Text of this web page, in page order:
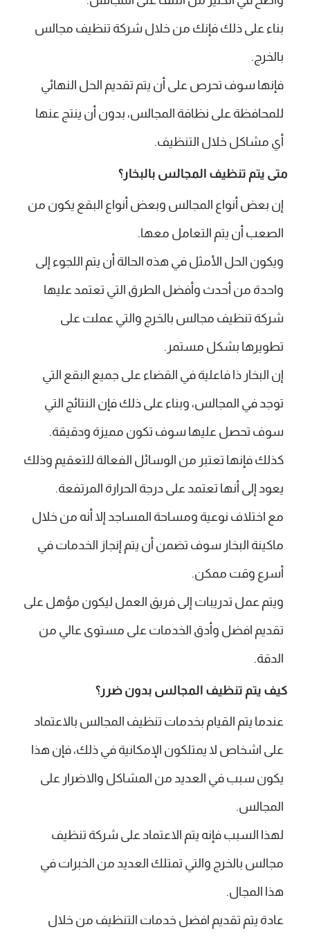
بناء على ذلك فإنك من خلال شركة تنظيف مجالس
بالخرج.
فإنها سوف تحرص على أن يتم تقديم الحل النهائي
للمحافظة على نظافة المجالس، بدون أن ينتج عنها
أي مشاكل خلال التنظيف.
متى يتم تنظيف المجالس بالبخار؟
إن بعض أنواع المجالس وبعض أنواع البقع يكون من
الصعب أن يتم التعامل معها.
ويكون الحل الأمثل في هذه الحالة أن يتم اللجوء إلى
واحدة من أحدث وأفضل الطرق التي تعتمد عليها
شركة تنظيف مجالس بالخرج والتي عملت على
تطويرها بشكل مستمر.
إن البخار ذا فاعلية في القضاء على جميع البقع التي
توجد في المجالس، وبناء على ذلك فإن النتائج التي
سوف تحصل عليها سوف تكون مميزة ودقيقة.
كذلك فإنها تعتبر من الوسائل الفعالة للتعقيم وذلك
يعود إلى أنها تعتمد على درجة الحرارة المرتفعة.
مع اختلاف نوعية ومساحة المساجد إلا أنه من خلال
ماكينة البخار سوف تضمن أن يتم إنجاز الخدمات في
أسرع وقت ممكن.
ويتم عمل تدريبات إلى فريق العمل ليكون مؤهل على
تقديم افضل وأدق الخدمات على مستوى عالي من
الدقة.
كيف يتم تنظيف المجالس بدون ضرر؟
عندما يتم القيام بخدمات تنظيف المجالس بالاعتماد
على اشخاص لا يمتلكون الإمكانية في ذلك، فإن هذا
يكون سبب في العديد من المشاكل والاضرار على
المجالس.
لهذا السبب فإنه يتم الاعتماد على شركة تنظيف
مجالس بالخرج والتي تمتلك العديد من الخبرات في
هذا المجال.
عادة يتم تقديم افضل خدمات التنظيف من خلال